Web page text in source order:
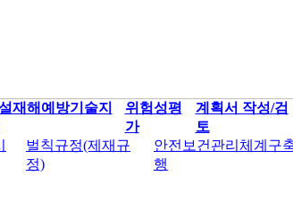
재해예방기술지
위험성평
가
계획서 작성/검
토
벌칙규정(제재규
정)
안전보건관리체계구
행